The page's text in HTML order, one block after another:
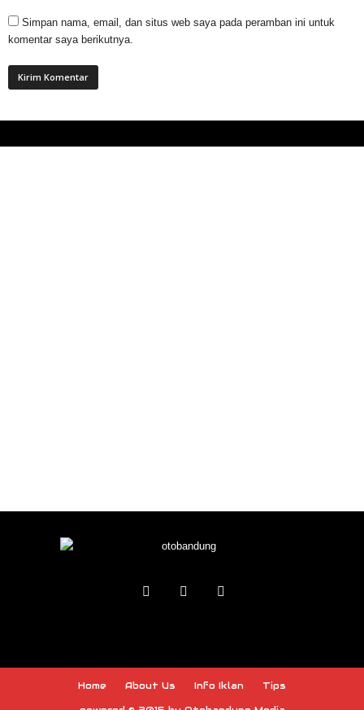
Simpan nama, email, dan situs web saya pada peramban ini untuk
komentar saya berikutnya.
Home About Us Info Iklan Tips